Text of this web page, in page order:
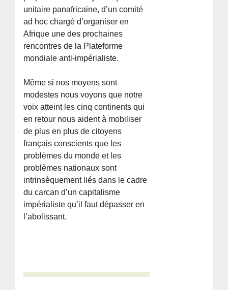
unitaire panafricaine, d’un comité
ad hoc chargé d’organiser en
Afrique une des prochaines
rencontres de la Plateforme
mondiale anti-impérialiste.
Même si nos moyens sont
modestes nous voyons que notre
voix atteint les cinq continents qui
en retour nous aident à mobiliser
de plus en plus de citoyens
français conscients que les
problèmes du monde et les
problèmes nationaux sont
intrinsèquement liés dans le cadre
du carcan d’un capitalisme
impérialiste qu’il faut dépasser en
l’abolissant.